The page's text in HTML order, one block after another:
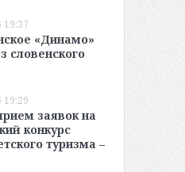
19:37
«Динамо»
словенского
19:29
заявок на
конкурс
туризма –